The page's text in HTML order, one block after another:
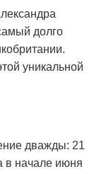
долго
уникальной
дважды: 21
в начале июня